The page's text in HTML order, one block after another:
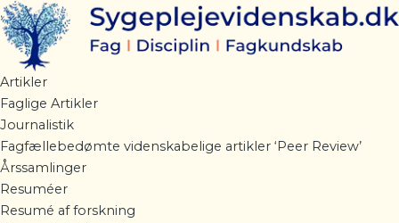
Gå
til
indholdet
Artikler
Faglige Artikler
Journalistik
Fagfællebedømte videnskabelige artikler ‘Peer Review’
Årssamlinger
Resuméer
Resumé af forskning